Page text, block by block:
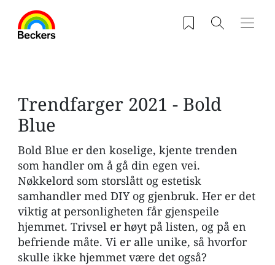
Saved products
Søk
Trendfarger 2021 - Bold
Blue
Bold Blue er den koselige, kjente trenden
som handler om å gå din egen vei.
Nøkkelord som storslått og estetisk
samhandler med DIY og gjenbruk. Her er det
viktig at personligheten får gjenspeile
hjemmet. Trivsel er høyt på listen, og på en
befriende måte. Vi er alle unike, så hvorfor
skulle ikke hjemmet være det også?